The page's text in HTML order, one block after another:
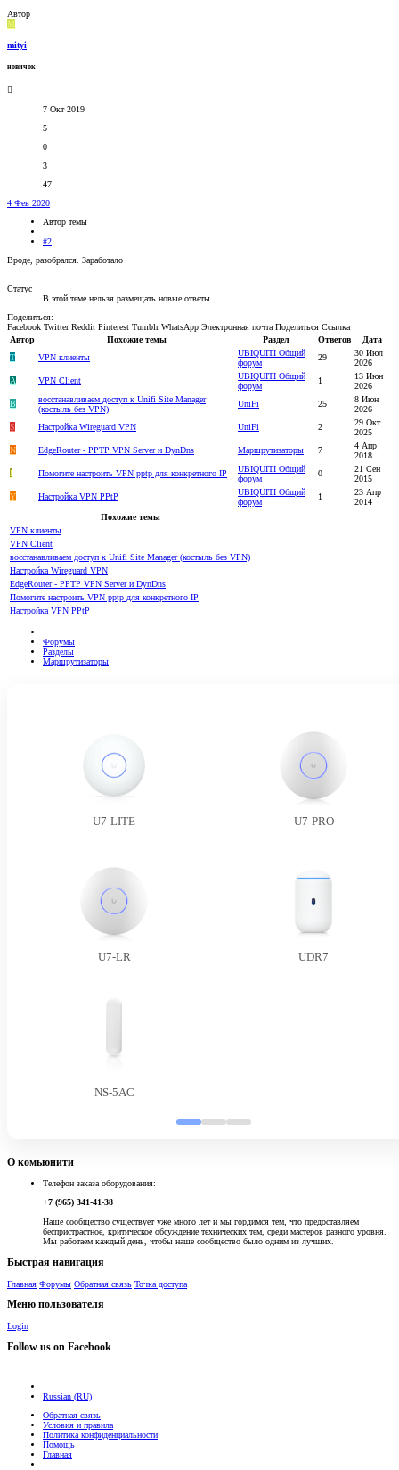
Автор
M
mityi
новичок
7 Окт 2019
5
0
3
47
4 Фев 2020
Автор темы
#2
Вроде, разобрался. Заработало
Статус
В этой теме нельзя размещать новые ответы.
Поделиться:
Facebook Twitter Reddit Pinterest Tumblr WhatsApp Электронная почта Поделиться Ссылка
Автор
Похожие темы Раздел Ответов
Дата
T
VPN клиенты
UBIQUITI Общий
форум
29
30 Июл
2026
A
VPN Client
UBIQUITI Общий
форум
1
13 Июн
2026
B
восстанавливаем доступ к Unifi Site Manager
(костыль без VPN)
UniFi 25
8 Июн
2026
S
Настройка Wireguard VPN UniFi 2
29 Окт
2025
N
EdgeRouter - PPTP VPN Server и DynDns Маршрутизаторы 7
4 Апр
2018
I
Помогите настроить VPN pptp для конкретного IP
UBIQUITI Общий
форум
0
21 Сен
2015
Y
Настройка VPN PPtP
UBIQUITI Общий
форум
1
23 Апр
2014
Похожие темы
VPN клиенты
VPN Client
восстанавливаем доступ к Unifi Site Manager (костыль без VPN)
Настройка Wireguard VPN
EdgeRouter - PPTP VPN Server и DynDns
Помогите настроить VPN pptp для конкретного IP
Настройка VPN PPtP
Форумы
Разделы
Маршрутизаторы
U7-LITE U7-PRO
U7-LR UDR7
NS-5AC
О комьюнити
Телефон заказа оборудования:
+7 (965) 341-41-38
Наше сообщество существует уже много лет и мы гордимся тем, что предоставляем
беспристрастное, критическое обсуждение технических тем, среди мастеров разного уровня.
Мы работаем каждый день, чтобы наше сообщество было одним из лучших.
Быстрая навигация
Главная Форумы Обратная связь Точка доступа
Меню пользователя
Login
Follow us on Facebook
Russian (RU)
Обратная связь
Условия и правила
Политика конфиденциальности
Помощь
Главная